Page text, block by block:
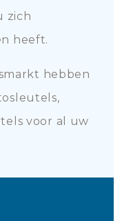
zich
heeft.
hebben
voor al uw